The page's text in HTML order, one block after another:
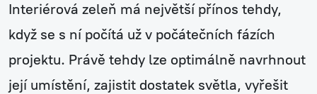
Interiérová zeleň má největší přínos tehdy,
když se s ní počítá už v počátečních fázích
projektu. Právě tehdy lze optimálně navrhnout
její umístění, zajistit dostatek světla, vyřešit